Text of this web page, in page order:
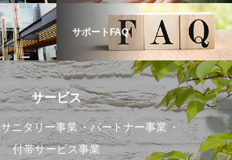
サポートFAQ
サービス
サニタリー事業
パートナー事業
付帯サービス事業